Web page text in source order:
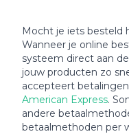
Mocht je iets besteld
Wanneer je online
systeem direct aan
jouw producten zo
accepteert
American Express.
andere
betaalmethoden per